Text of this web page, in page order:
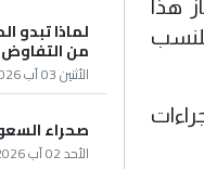
هذا
لماذا تبدو
من
الأثنين 03 آب 2026
صحراء
الأحد 02 آب 2026